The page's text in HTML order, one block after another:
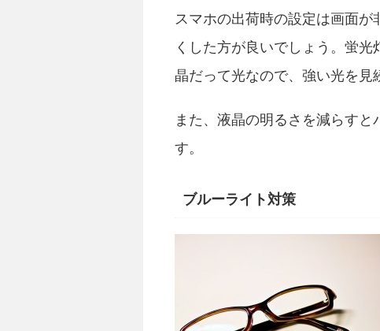
スマホの出荷時の設定は画面
くした方が良いでしょう。蛍
晶だって光なので、強い光を見
また、液晶の明るさを減らす
す。
ブルーライト対策